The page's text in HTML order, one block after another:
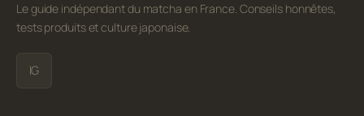
Le guide indépendant du matcha en France. Conseils honnêtes,
tests produits et culture japonaise.
IG